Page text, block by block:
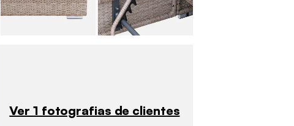
Ver 1 fotografias de clientes